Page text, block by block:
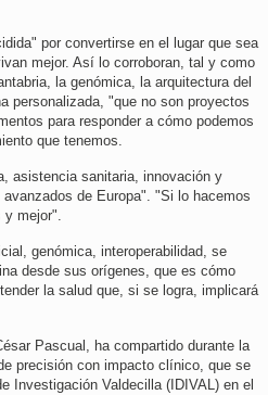
por convertirse en el lugar que sea
mejor. Así lo corroboran, tal y como
la genómica, la arquitectura del
personalizada, "que no son proyectos
para responder a cómo podemos
que tenemos.
asistencia sanitaria, innovación y
de Europa". "Si lo hacemos
y mejor".
genómica, interoperabilidad, se
desde sus orígenes, que es cómo
la salud que, si se logra, implicará
Pascual, ha compartido durante la
precisión con impacto clínico, que se
Investigación Valdecilla (IDIVAL) en el